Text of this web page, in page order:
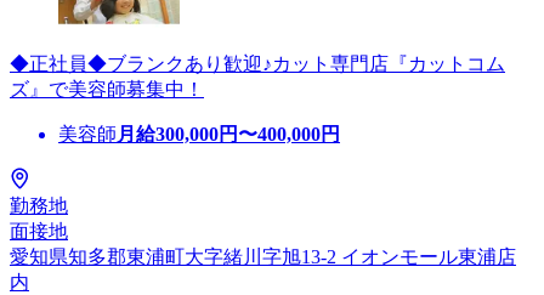
◆正社員◆ブランクあり歓迎♪カット専門店『カットコム
ズ』で美容師募集中！
美容師 月給300,000円〜400,000円
勤務地
面接地
愛知県知多郡東浦町大字緒川字旭13-2 イオンモール東浦店
内